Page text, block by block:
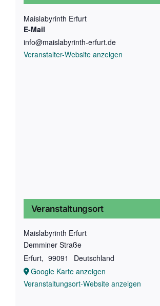
Maislabyrinth Erfurt
E-Mail
info@maislabyrinth-erfurt.de
Veranstalter-Website anzeigen
Veranstaltungsort
Maislabyrinth Erfurt
Demminer Straße
Erfurt, 99091
Deutschland
Google Karte anzeigen
Veranstaltungsort-Website anzeigen